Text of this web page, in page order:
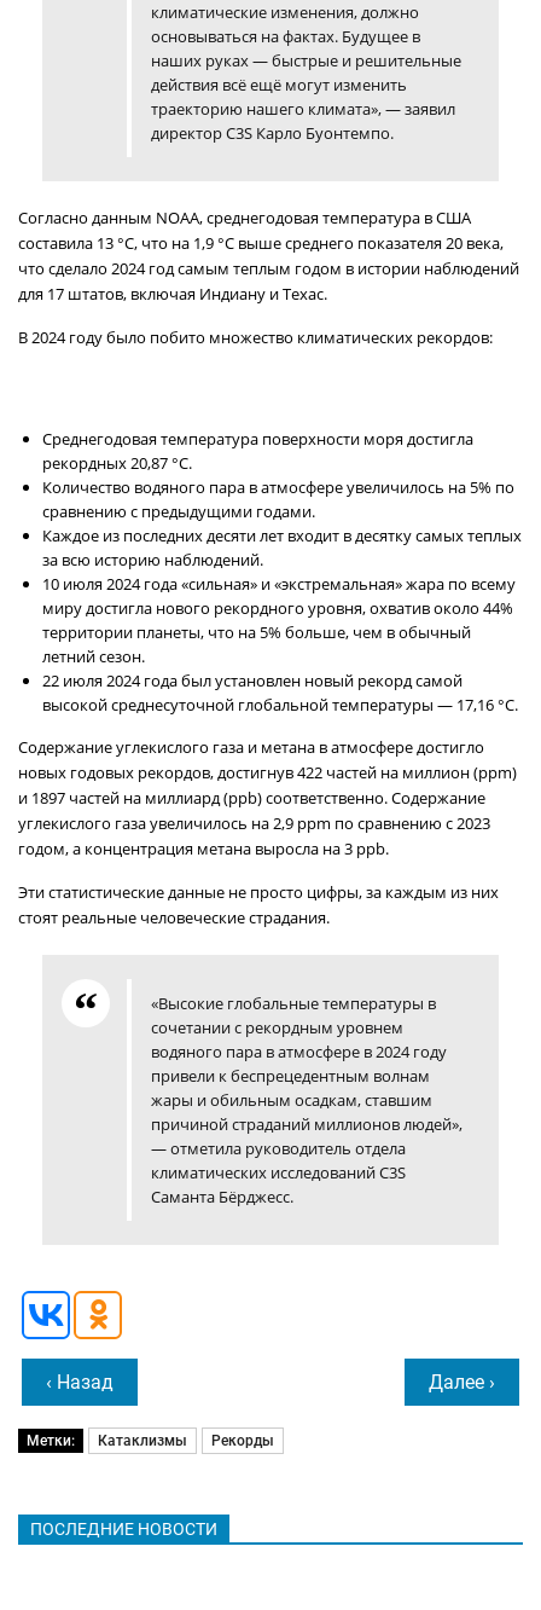
климатические изменения, должно
основываться на фактах. Будущее в
наших руках — быстрые и решительные
действия всё ещё могут изменить
траекторию нашего климата», — заявил
директор C3S Карло Буонтемпо.
Согласно данным NOAA, среднегодовая температура в США
составила 13 °C, что на 1,9 °C выше среднего показателя 20 века,
что сделало 2024 год самым теплым годом в истории наблюдений
для 17 штатов, включая Индиану и Техас.
В 2024 году было побито множество климатических рекордов:
Среднегодовая температура поверхности моря достигла
рекордных 20,87 °C.
Количество водяного пара в атмосфере увеличилось на 5% по
сравнению с предыдущими годами.
Каждое из последних десяти лет входит в десятку самых теплых
за всю историю наблюдений.
10 июля 2024 года «сильная» и «экстремальная» жара по всему
миру достигла нового рекордного уровня, охватив около 44%
территории планеты, что на 5% больше, чем в обычный
летний сезон.
22 июля 2024 года был установлен новый рекорд самой
высокой среднесуточной глобальной температуры — 17,16 °C.
Содержание углекислого газа и метана в атмосфере достигло
новых годовых рекордов, достигнув 422 частей на миллион (ppm)
и 1897 частей на миллиард (ppb) соответственно. Содержание
углекислого газа увеличилось на 2,9 ppm по сравнению с 2023
годом, а концентрация метана выросла на 3 ppb.
Эти статистические данные не просто цифры, за каждым из них
стоят реальные человеческие страдания.
«Высокие глобальные температуры в
сочетании с рекордным уровнем
водяного пара в атмосфере в 2024 году
привели к беспрецедентным волнам
жары и обильным осадкам, ставшим
причиной страданий миллионов людей»,
— отметила руководитель отдела
климатических исследований C3S
Саманта Бёрджесс.
‹ Назад Далее ›
Метки: Катаклизмы Рекорды
ПОСЛЕДНИЕ НОВОСТИ